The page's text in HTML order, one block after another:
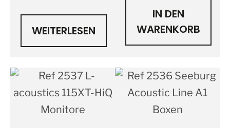
WEITERLESEN
IN DEN
WARENKORB